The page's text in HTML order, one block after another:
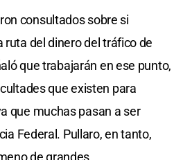
consultados sobre si
ruta del dinero del tráfico de
que trabajarán en ese punto,
que existen para
que muchas pasan a ser
Federal. Pullaro, en tanto,
de grandes